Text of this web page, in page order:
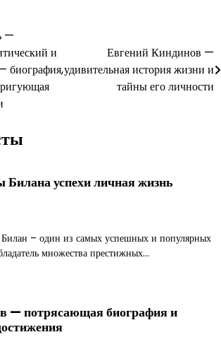
—
и
биография,
Евгений Киндинов —
удивительная история жизни и
тайны его личности
успехи личная жизнь
– один из самых успешных и популярных
множества престижных…
— потрясающая биография и